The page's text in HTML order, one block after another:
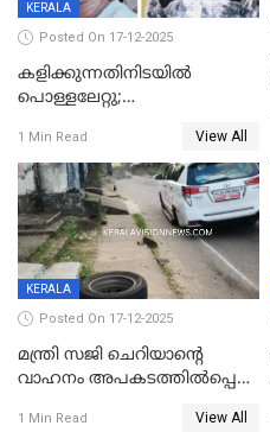
KERALA
Posted On 17-12-2025
കളിക്കുന്നതിനിടയിൽ
പൊള്ളലേറ്റു;
ക്ലാസ് വിദ്യാർത്ഥിനി മരിച്ചു
1 Min Read View All
KERALA
Posted On 17-12-2025
മന്ത്രി സജി ചെറിയാന്റെ
വാഹനം അപകടത്തിൽപ്പെട്ടു;
രക്ഷപ്പെട്ടത് തലനാരിടയ്ക്ക്
1 Min Read View All